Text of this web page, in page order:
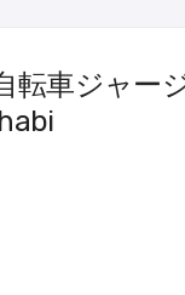
転車ジャー